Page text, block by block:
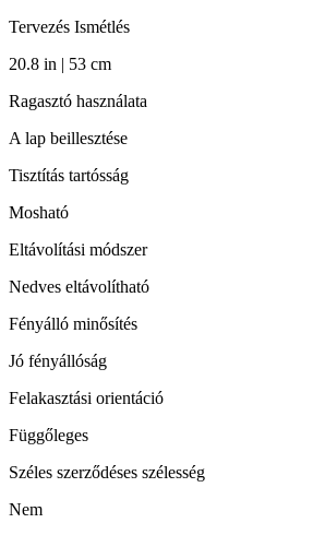
Tervezés Ismétlés
20.8 in | 53 cm
Ragasztó használata
A lap beillesztése
Tisztítás tartósság
Mosható
Eltávolítási módszer
Nedves eltávolítható
Fényálló minősítés
Jó fényállóság
Felakasztási orientáció
Függőleges
Széles szerződéses szélesség
Nem